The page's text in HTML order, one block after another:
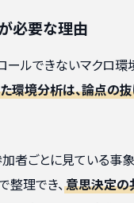
必要な理由
ールできないマクロ
環境分析は、論点の
者ごとに見ている事
整理でき、 意思決定の